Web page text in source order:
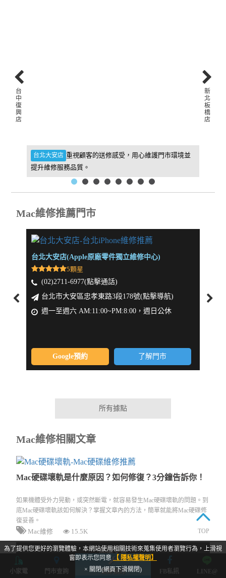
台北大安店 重視顧客的送修感受，用心維護門市環境並
提升維修服務品質。
新
北
板
橋
店
台
中
復
興
店
Mac維修推薦門市
台北大安店(Apple原廠零件獨立維修中心)
5顆星
(02)2711-6977(點擊通話)
台北市大安區忠孝東路3段178號(點擊導航)
週一至週六 AM:11:00~PM:8:00，週日公休
Google預約 了解門市
所有據點
Mac維修相關文章
Mac硬碟壞軌是什麼原因？如何修復？3分鐘告訴你！
如果機體受外力晃動，或突然斷電，就容易發生Mac硬碟壞軌的問題。到
底Mac硬碟壞軌該如何解決？掌握文章內的方法，簡單就能將Mac硬碟修
復妥善。
Mac維修 15.5K
閱讀文章
小家電 門市查詢 立即預約 FB私訊 LINE@
為了提供您更好的瀏覽體驗，本網站使用相關技術來蒐集使用者瀏覽行為，上滑視
窗即表示您同意 【 隱私權聲明】
× 關閉(網頁下滑關閉)
TOP